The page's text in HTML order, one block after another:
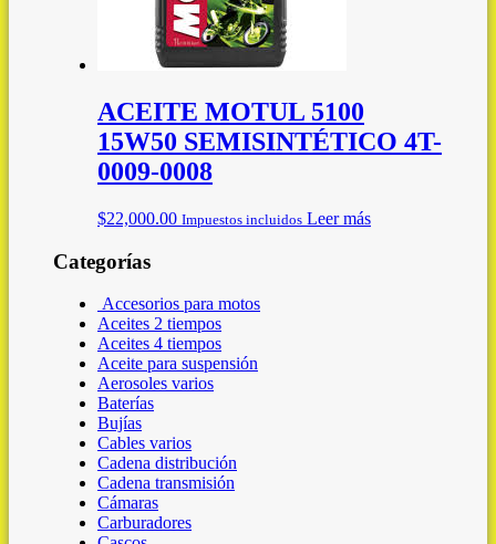
ACEITE MOTUL 5100
15W50 SEMISINTÉTICO 4T-
0009-0008
$22,000.00 Impuestos incluidos Leer más
Categorías
Accesorios para motos
Aceites 2 tiempos
Aceites 4 tiempos
Aceite para suspensión
Aerosoles varios
Baterías
Bujías
Cables varios
Cadena distribución
Cadena transmisión
Cámaras
Carburadores